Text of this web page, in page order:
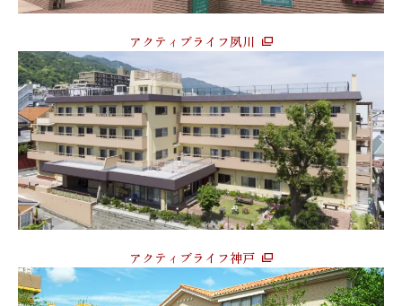
アクティブライフ夙川
アクティブライフ神戸